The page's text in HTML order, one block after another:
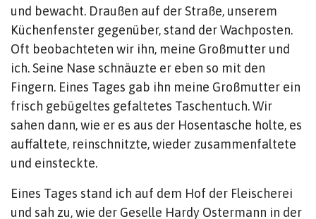
und bewacht. Draußen auf der Straße, unserem
Küchenfenster gegenüber, stand der Wachposten.
Oft beobachteten wir ihn, meine Großmutter und
ich. Seine Nase schnäuzte er eben so mit den
Fingern. Eines Tages gab ihn meine Großmutter ein
frisch gebügeltes gefaltetes Taschentuch. Wir
sahen dann, wie er es aus der Hosentasche holte, es
auffaltete, reinschnitzte, wieder zusammenfaltete
und einsteckte.
Eines Tages stand ich auf dem Hof der Fleischerei
und sah zu, wie der Geselle Hardy Ostermann in der